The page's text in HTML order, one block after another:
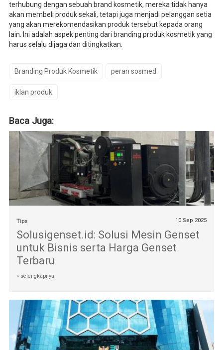
terhubung dengan sebuah brand kosmetik, mereka tidak hanya
akan membeli produk sekali, tetapi juga menjadi pelanggan setia
yang akan merekomendasikan produk tersebut kepada orang
lain. Ini adalah aspek penting dari branding produk kosmetik yang
harus selalu dijaga dan ditingkatkan.
Branding Produk Kosmetik peran sosmed
iklan produk
Baca Juga:
Tips 10 Sep 2025
Solusigenset.id: Solusi Mesin Genset
untuk Bisnis serta Harga Genset
Terbaru
» selengkapnya